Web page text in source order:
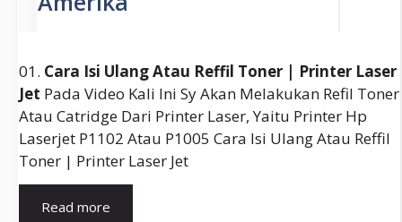
01. Cara Isi Ulang Atau Reffil Toner | Printer Laser
Jet Pada Video Kali Ini Sy Akan Melakukan Refil Toner
Atau Catridge Dari Printer Laser, Yaitu Printer Hp
Laserjet P1102 Atau P1005 Cara Isi Ulang Atau Reffil
Toner | Printer Laser Jet
Read more